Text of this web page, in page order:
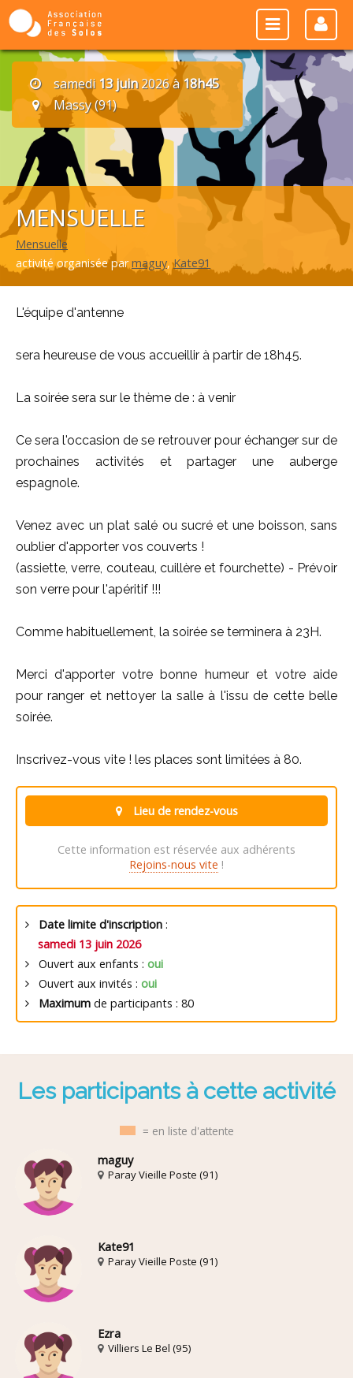
samedi 13 juin2026 à18h45
Massy (91)
MENSUELLE
Mensuelle
activité organisée parmaguy,Kate91
L'équipe d'antenne
sera heureuse de vous accueillir à partir de 18h45.
La soirée sera sur le thème de : à venir
Ce sera l'occasion de se retrouver pour échanger sur de
prochaines activités et partager une auberge
espagnole.
Venez avec un plat salé ou sucré et une boisson, sans
oublier d'apporter vos couverts !
(assiette, verre, couteau, cuillère et fourchette) - Prévoir
son verre pour l'apéritif !!!
Comme habituellement, la soirée se terminera à 23H.
Merci d'apporter votre bonne humeur et votre aide
pour ranger et nettoyer la salle à l'issu de cette belle
soirée.
Inscrivez-vous vite ! les places sont limitées à 80.
Lieu de rendez-vous
Cette information est réservée aux adhérents
Rejoins-nous vite !
Date limite d'inscription :
samedi 13 juin 2026
Ouvert aux enfants : oui
Ouvert aux invités : oui
Maximum de participants : 80
Les participants à cette activité
= en liste d'attente
maguy
Paray Vieille Poste (91)
Kate91
Paray Vieille Poste (91)
Ezra
Villiers Le Bel (95)